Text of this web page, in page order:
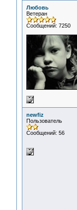
Любовь
Ветеран
Сообщений: 7250
newfiz
Пользователь
Сообщений: 56